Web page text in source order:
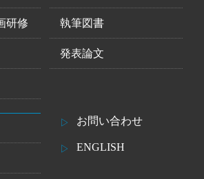
研修 執筆図書
発表論文
お問い合わせ
ENGLISH